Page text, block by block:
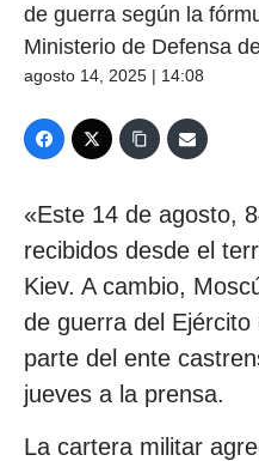
de guerra según la
Ministerio de Defensa
agosto 14, 2025 | 14:08
«Este 14 de agosto,
recibidos desde el
Kiev. A cambio,
de guerra del Ejército
parte del ente
jueves a la prensa.
La cartera militar